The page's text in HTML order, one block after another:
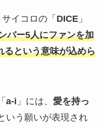
イコロの「 DICE」
バー5人にファンを加
るという意味が込めら
a-i 」には、 愛を持っ
いう願いが表現され